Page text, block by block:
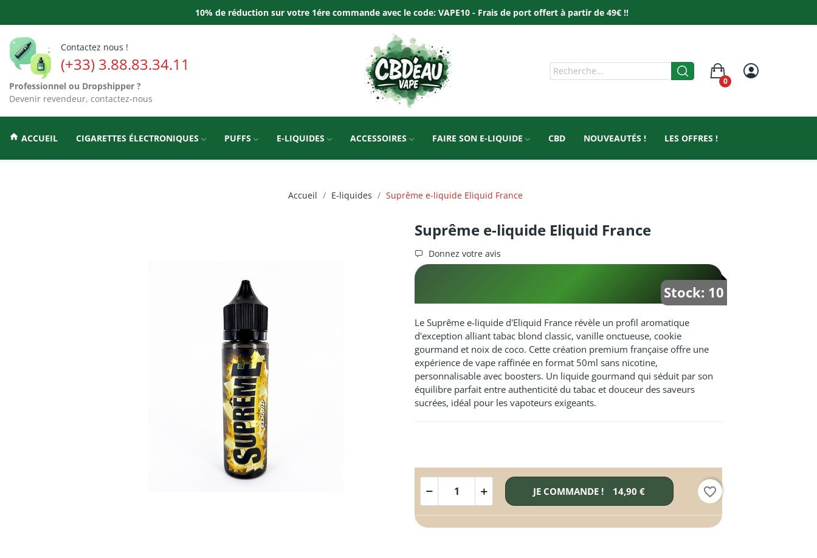
10% de réduction sur votre 1ére commande avec le code: VAPE10 - Frais de port offert à partir de 49€ !!
Contactez nous !
(+33) 3.88.83.34.11
Professionnel ou Dropshipper ?
Devenir revendeur, contactez-nous
0
home ACCUEIL CIGARETTES ÉLECTRONIQUES PUFFS E-LIQUIDES ACCESSOIRES FAIRE SON E-LIQUIDE CBD NOUVEAUTÉS ! LES OFFRES !
Accueil E-liquides Suprême e-liquide Eliquid France
Suprême e-liquide Eliquid France
Donnez votre avis
Stock: 10
Le Suprême e-liquide d'Eliquid France révèle un profil aromatique
d'exception alliant tabac blond classic, vanille onctueuse, cookie
gourmand et noix de coco. Cette création premium française offre une
expérience de vape raffinée en format 50ml sans nicotine,
personnalisable avec boosters. Un liquide gourmand qui séduit par son
équilibre parfait entre authenticité du tabac et douceur des saveurs
sucrées, idéal pour les vapoteurs exigeants.
JE COMMANDE ! 14,90 € favorite_border